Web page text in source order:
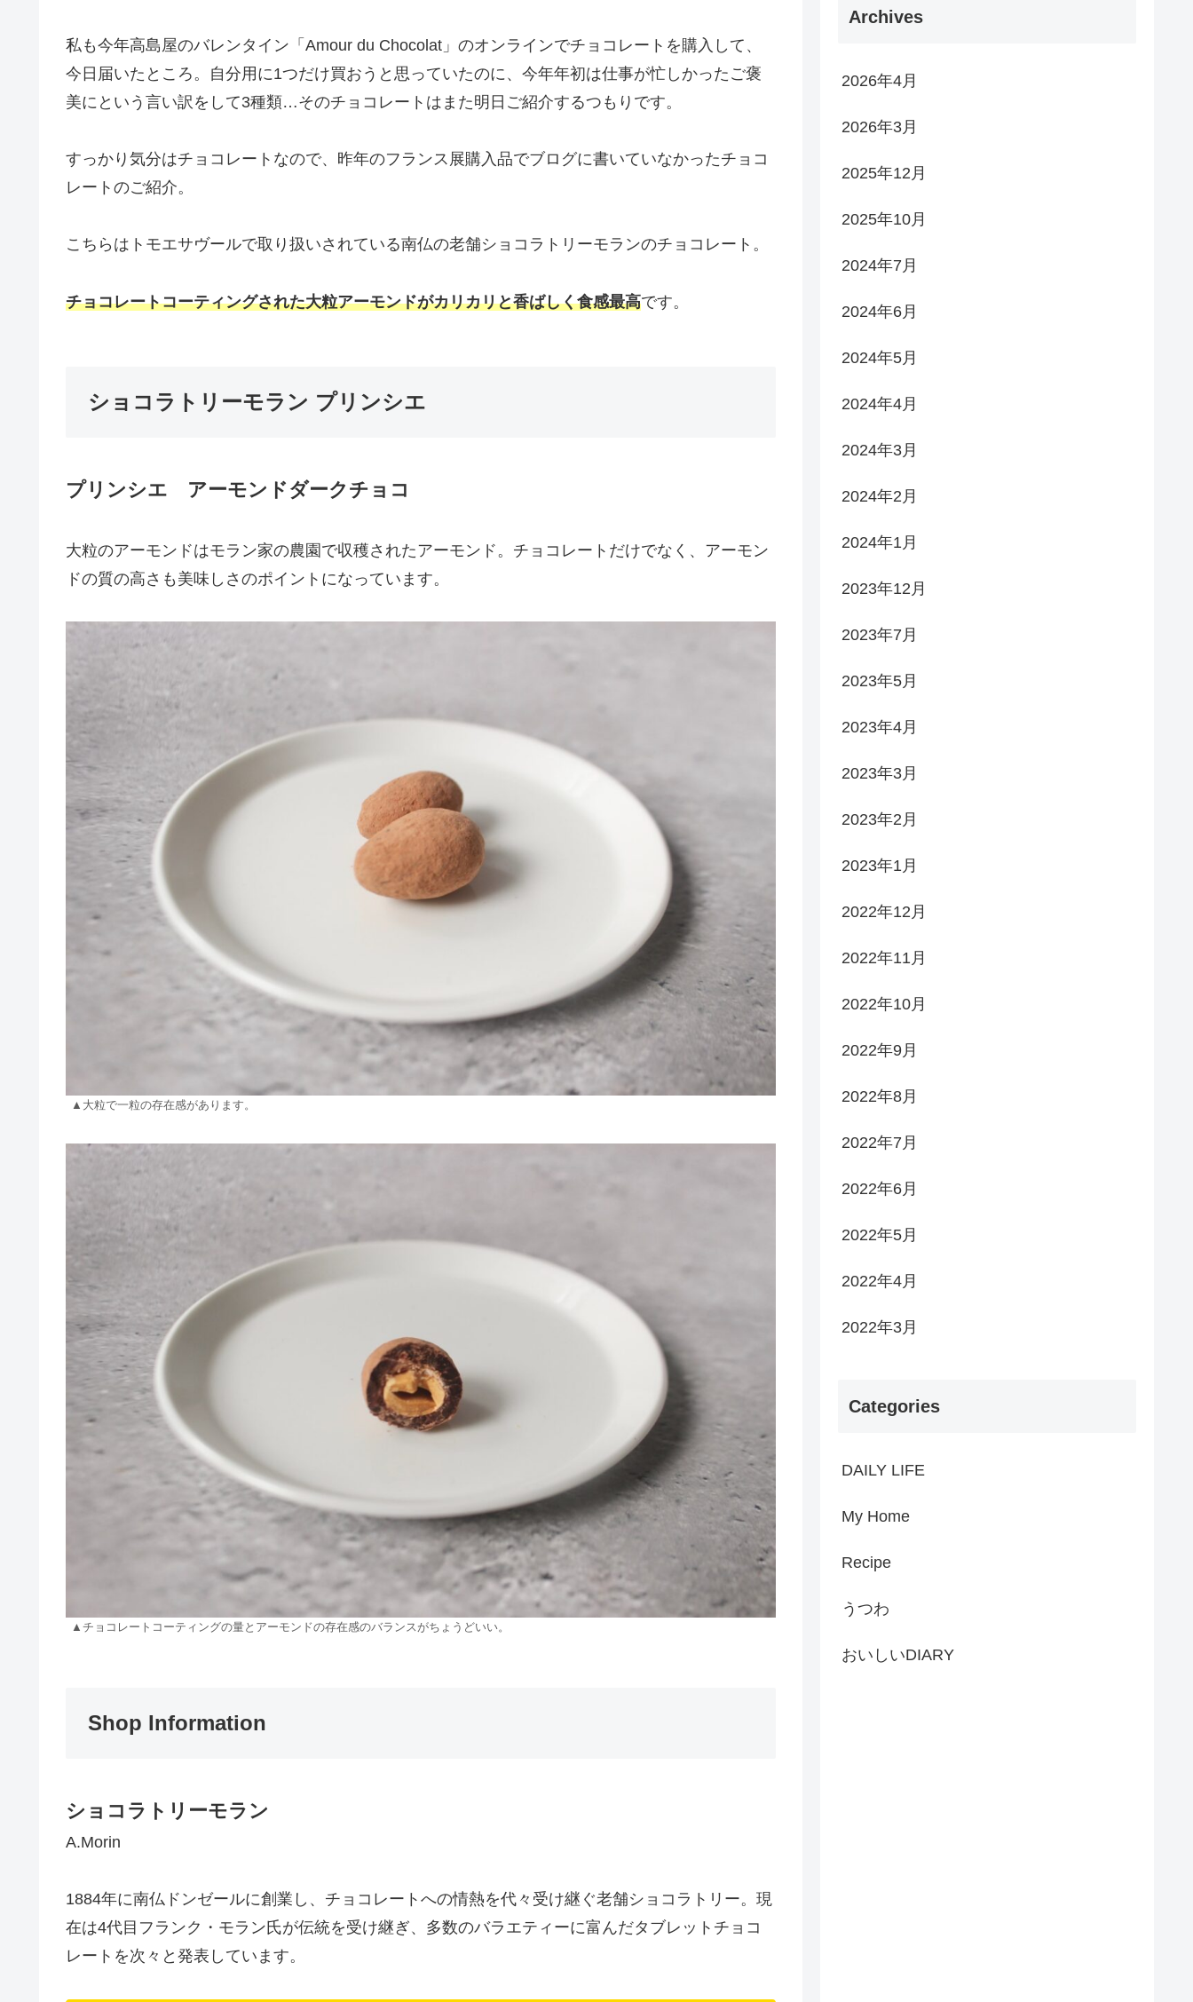
私も今年高島屋のバレンタイン「Amour du Chocolat」のオンラインでチョコレートを購入して、
今日届いたところ。自分用に1つだけ買おうと思っていたのに、今年年初は仕事が忙しかったご褒
美にという言い訳をして3種類…そのチョコレートはまた明日ご紹介するつもりです。
すっかり気分はチョコレートなので、昨年のフランス展購入品でブログに書いていなかったチョコ
レートのご紹介。
こちらはトモエサヴールで取り扱いされている南仏の老舗ショコラトリーモランのチョコレート。
チョコレートコーティングされた大粒アーモンドがカリカリと香ばしく食感最高です。
ショコラトリーモラン プリンシエ
プリンシエ アーモンドダークチョコ
大粒のアーモンドはモラン家の農園で収穫されたアーモンド。チョコレートだけでなく、アーモン
ドの質の高さも美味しさのポイントになっています。
▲大粒で一粒の存在感があります。
▲チョコレートコーティングの量とアーモンドの存在感のバランスがちょうどいい。
Shop Information
ショコラトリーモラン
A.Morin
1884年に南仏ドンゼールに創業し、チョコレートへの情熱を代々受け継ぐ老舗ショコラトリー。現
在は4代目フランク・モラン氏が伝統を受け継ぎ、多数のバラエティーに富んだタブレットチョコ
レートを次々と発表しています。
Archives
2026年4月
2026年3月
2025年12月
2025年10月
2024年7月
2024年6月
2024年5月
2024年4月
2024年3月
2024年2月
2024年1月
2023年12月
2023年7月
2023年5月
2023年4月
2023年3月
2023年2月
2023年1月
2022年12月
2022年11月
2022年10月
2022年9月
2022年8月
2022年7月
2022年6月
2022年5月
2022年4月
2022年3月
Categories
DAILY LIFE
My Home
Recipe
うつわ
おいしいDIARY